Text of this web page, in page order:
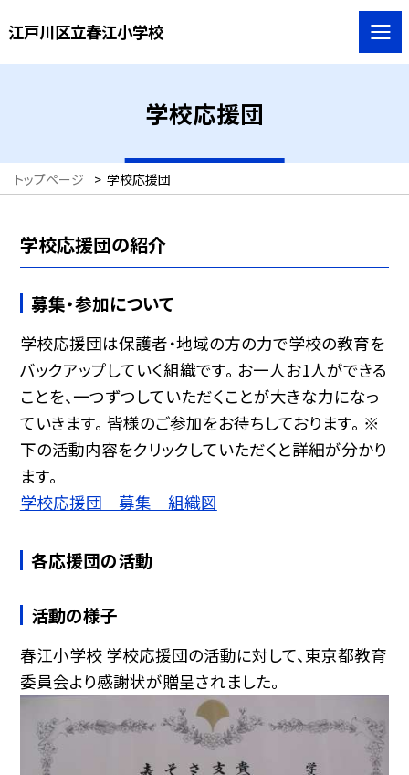
江戸川区立春江小学校
学校応援団
トップページ > 学校応援団
学校応援団の紹介
募集・参加について
学校応援団は保護者・地域の方の力で学校の教育を
バックアップしていく組織です。 お一人お1人ができる
ことを、一つずつしていただくことが大きな力になっ
ていきます。 皆様のご参加をお待ちしております。 ※
下の活動内容をクリックしていただくと詳細が分かり
ます。
学校応援団 募集 組織図
各応援団の活動
活動の様子
春江小学校 学校応援団の活動に対して、東京都教育
委員会より感謝状が贈呈されました。